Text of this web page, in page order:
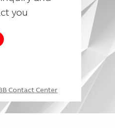
you
Contact Center